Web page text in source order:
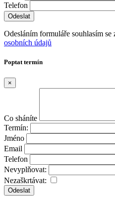
Telefon
Odesláním formuláře souhlasím se
osobních údajů
Poptat termín
×
Co sháníte
Termín:
Jméno
Email
Telefon
Nevyplňovat:
Nezaškrtávat:
Odeslat